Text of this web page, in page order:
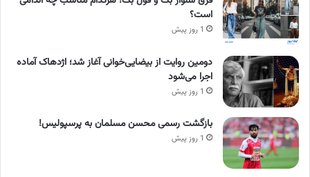
است؟
1 روز پیش
دومین روایت از بیضایی‌خوانی آغاز شد؛ اژدهاک آماده
اجرا می‌شود
1 روز پیش
بازگشت رسمی محسن مسلمان به پرسپولیس!
1 روز پیش